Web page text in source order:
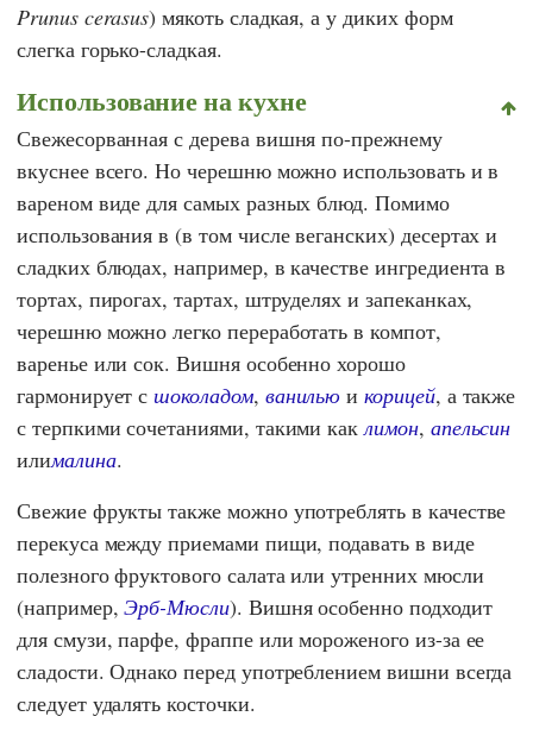
Prunus cerasus) мякоть сладкая, а у диких форм
слегка горько-сладкая.
Использование на кухне
Свежесорванная с дерева вишня по-прежнему
вкуснее всего. Но черешню можно использовать и в
вареном виде для самых разных блюд. Помимо
использования в (в том числе веганских) десертах и
сладких блюдах, например, в качестве ингредиента в
тортах, пирогах, тартах, штруделях и запеканках,
черешню можно легко переработать в компот,
варенье или сок. Вишня особенно хорошо
гармонирует с шоколадом, ванилью икорицей, а также
с терпкими сочетаниями, такими каклимон, апельсин
илималина.
Свежие фрукты также можно употреблять в качестве
перекуса между приемами пищи, подавать в виде
полезного фруктового салата или утренних мюсли
(например,Эрб-Мюсли). Вишня особенно подходит
для смузи, парфе, фраппе или мороженого из-за ее
сладости. Однако перед употреблением вишни всегда
следует удалять косточки.